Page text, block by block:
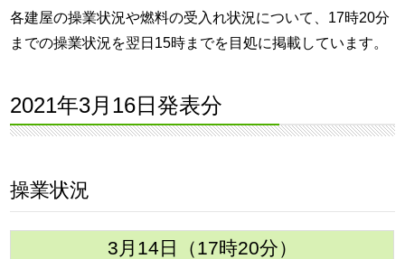
各建屋の操業状況や燃料の受入れ状況について、17時20分
までの操業状況を翌日15時までを目処に掲載しています。
2021年3月16日発表分
操業状況
3月14日（17時20分）